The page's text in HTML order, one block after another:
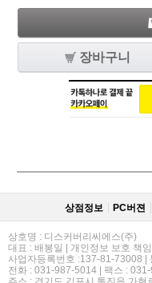
장바구니
상점정보 PC버젼
상호명 : 디스커버리씨에스(주)
대표 : 배봉일 | 개인정보 보호 책
사업자등록번호 :137-81-73008 |
전화 : 031-987-5014 | 팩스 :